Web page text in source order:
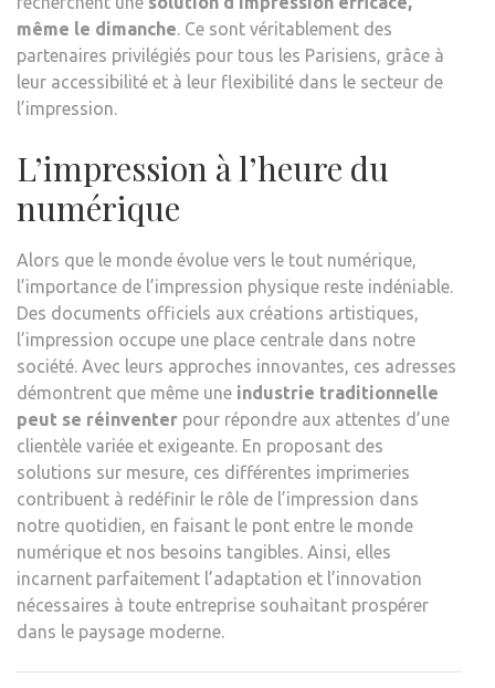
même le dimanche. Ce sont véritablement des
partenaires privilégiés pour tous les Parisiens, grâce à
leur accessibilité et à leur flexibilité dans le secteur de
l’impression.
L’impression à l’heure du
numérique
Alors que le monde évolue vers le tout numérique,
l’importance de l’impression physique reste indéniable.
Des documents officiels aux créations artistiques,
l’impression occupe une place centrale dans notre
société. Avec leurs approches innovantes, ces adresses
démontrent que même une industrie traditionnelle
peut se réinventer pour répondre aux attentes d’une
clientèle variée et exigeante. En proposant des
solutions sur mesure, ces différentes imprimeries
contribuent à redéfinir le rôle de l’impression dans
notre quotidien, en faisant le pont entre le monde
numérique et nos besoins tangibles. Ainsi, elles
incarnent parfaitement l’adaptation et l’innovation
nécessaires à toute entreprise souhaitant prospérer
dans le paysage moderne.